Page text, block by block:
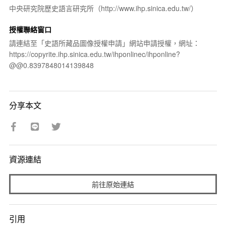
中央研究院歷史語言研究所（http://www.ihp.sinica.edu.tw/）
授權聯絡窗口
請連結至「史語所藏品圖像授權申請」網站申請授權，網址：
https://copyrite.ihp.sinica.edu.tw/ihponlinec/ihponline?
@@0.8397848014139848
分享本文
資源連結
前往原始連結
引用